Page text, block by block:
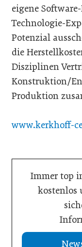
eigene
Technologie-
Potenzial
die
Disziplinen
Konstruktion/
Produktion
www.kerkhoff-
Immer top
kostenlos